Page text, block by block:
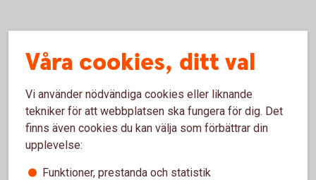
Handel med amerikanska aktier –
frågor och svar
Vilka aktier finns tillgängliga för handel i
Internetbanken och appen?
Våra cookies, ditt val
Vi använder nödvändiga cookies eller liknande
tekniker för att webbplatsen ska fungera för dig. Det
finns även cookies du kan välja som förbättrar din
upplevelse:
Funktioner, prestanda och statistik